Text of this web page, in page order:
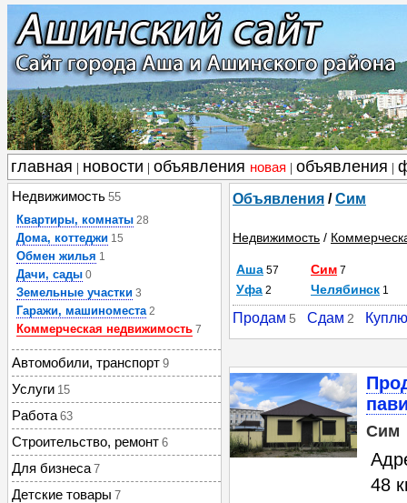
главная новости объявления новая объявления
Недвижимость 55
Квартиры, комнаты 28
Дома, коттеджи 15
Обмен жилья 1
Дачи, сады 0
Земельные участки 3
Гаражи, машиноместа 2
Коммерческая недвижимость 7
Автомобили, транспорт 9
Услуги 15
Работа 63
Строительство, ремонт 6
Для бизнеса 7
Детские товары 7
Объявления /Сим
Недвижимость /
Аша 57 Сим 7
Уфа 2 Челябинск 1
Продам 5 Сдам 2 Куплю
Сим
48